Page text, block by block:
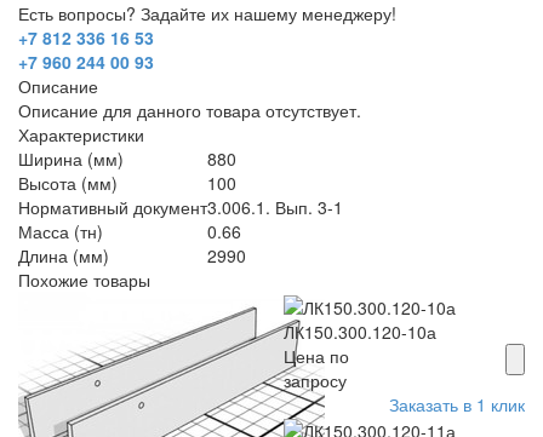
Есть вопросы? Задайте их нашему менеджеру!
+7 812 336 16 53
+7 960 244 00 93
Описание
Описание для данного товара отсутствует.
Характеристики
Ширина (мм)
880
Высота (мм)
100
Нормативный документ3.006.1. Вып. 3-1
Масса (тн)
0.66
Длина (мм)
2990
Похожие товары
ЛК150.300.120-10а
Цена по
запросу
Заказать в 1 клик